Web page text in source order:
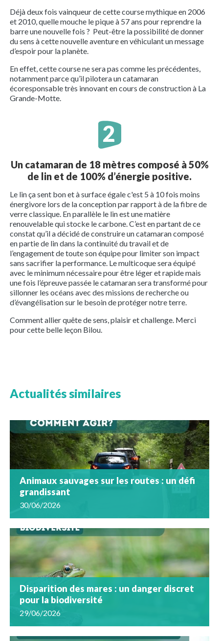
Déjà deux fois vainqueur de cette course mythique en 2006
et 2010, quelle mouche le pique à 57 ans pour reprendre la
barre une nouvelle fois ? Peut-être la possibilité de donner
du sens à cette nouvelle aventure en véhiculant un message
d’espoir pour la planète.
En effet, cette course ne sera pas comme les précédentes,
notamment parce qu’il pilotera un catamaran
écoresponsable très innovant en cours de construction à La
Grande-Motte.
Un catamaran de 18 mètres composé à 50%
de lin et de 100% d’énergie positive.
Le lin ça sent bon et à surface égale c'est 5 à 10 fois moins
énergivore lors de la conception par rapport à de la fibre de
verre classique. En parallèle le lin est une matière
renouvelable qui stocke le carbone. C’est en partant de ce
constat qu’il a décidé de construire un catamaran composé
en partie de lin dans la continuité du travail et de
l’engagement de toute son équipe pour limiter son impact
sans sacrifier la performance. Le multicoque sera équipé
avec le minimum nécessaire pour être léger et rapide mais
une fois l’épreuve passée le catamaran sera transformé pour
sillonner les océans avec des missions de recherche ou
d’évangélisation sur le besoin de protéger notre terre.
Comment allier quête de sens, plaisir et challenge. Merci
pour cette belle leçon Bilou.
Actualités similaires
Animaux sauvages sur les routes : un défi
grandissant
30/06/2026
Disparition des mares : un danger discret
pour la biodiversité
29/06/2026